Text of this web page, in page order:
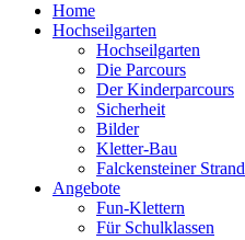
Home
Hochseilgarten
Hochseilgarten
Die Parcours
Der Kinderparcours
Sicherheit
Bilder
Kletter-Bau
Falckensteiner Strand
Angebote
Fun-Klettern
Für Schulklassen